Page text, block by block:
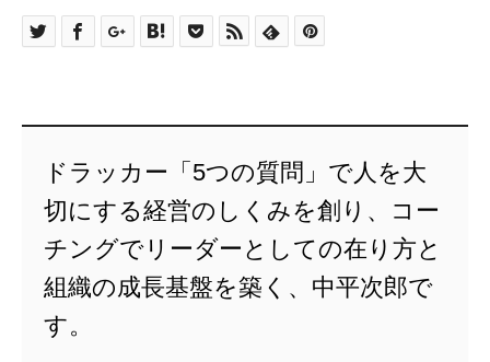
ドラッカー「5つの質問」で人を大
切にする経営のしくみを創り、コー
チングでリーダーとしての在り方と
組織の成長基盤を築く、中平次郎で
す。